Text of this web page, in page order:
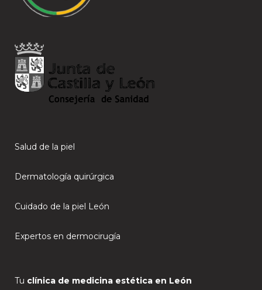
Salud de la piel
Dermatología quirúrgica
Cuidado de la piel León
Expertos en dermocirugía
Tu clínica de medicina estética en León